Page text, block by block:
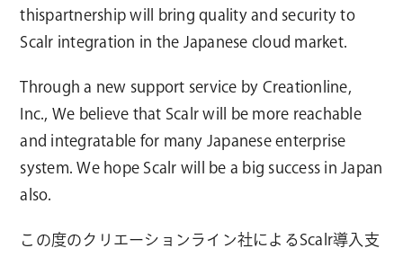
thispartnership will bring quality and security to
Scalr integration in the Japanese cloud market.
Through a new support service by Creationline,
Inc., We believe that Scalr will be more reachable
and integratable for many Japanese enterprise
system. We hope Scalr will be a big success in Japan
also.
この度のクリエーションライン社によるScalr導入支